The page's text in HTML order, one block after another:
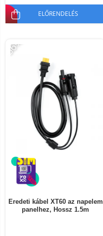
ELŐRENDELÉS
-56%
Eredeti kábel XT60 az napelem
panelhez, Hossz 1.5m